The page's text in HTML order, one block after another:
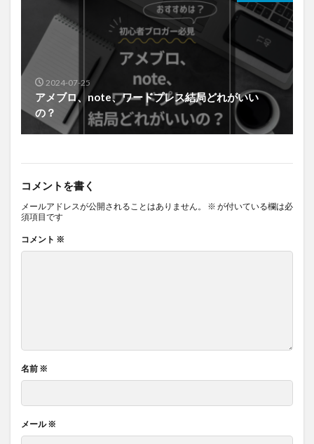
2024-07-25
アメブロ、note、ワードプレス結局どれがいい
の？
コメントを書く
メールアドレスが公開されることはありません。 ※ が付いている欄は必
須項目です
コメント ※
名前 ※
メール※